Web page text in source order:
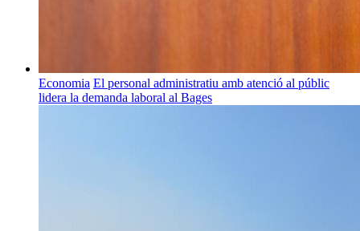
Economia El personal administratiu amb atenció al públic
lidera la demanda laboral al Bages